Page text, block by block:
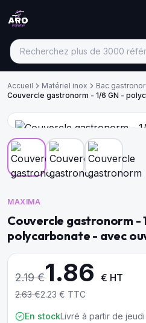
Accueil Matériel inox
Bac
Couvercle gastronorm - 1/6 GN -
MAXIMA
Couvercle gastronorm -
polycarbonate - avec
2.19€1.86 € HT
2.63€2.23 € TTC
En stockLivré à partir de